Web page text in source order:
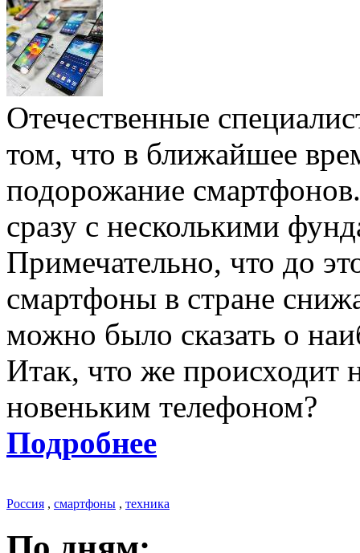
Отечественные
том, что в ближайшее
подорожание
сразу с несколькими
Примечательно, что до
смартфоны в стране
можно было сказать о
Итак, что же происходит
новеньким телефоном?
Подробнее
Россия , смартфоны , техника